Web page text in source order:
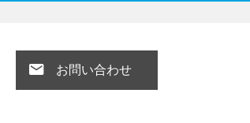
お問い合わせ